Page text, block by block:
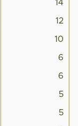
14
12
10
6
6
5
5